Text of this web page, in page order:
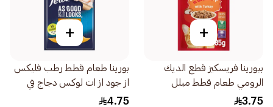
+
بيورينا فريسكيز قطع الديك
الرومي طعام قطط مبلل
85جرام
3.75
+
بورينا طعام قطط رطب فليكس
از جود از ات لوكس دجاج في
جيلي 85جرام
4.75